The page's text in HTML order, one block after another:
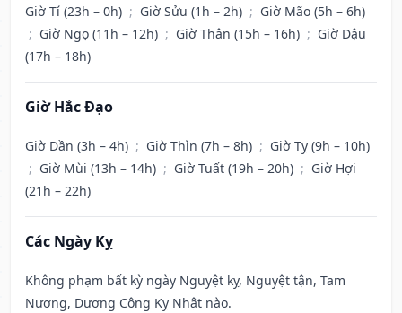
Giờ Tí (23h – 0h) ; Giờ Sửu (1h – 2h) ; Giờ Mão (5h – 6h)
; Giờ Ngọ (11h – 12h) ; Giờ Thân (15h – 16h) ; Giờ Dậu
(17h – 18h)
Giờ Hắc Đạo
Giờ Dần (3h – 4h) ; Giờ Thìn (7h – 8h) ; Giờ Tỵ (9h – 10h)
; Giờ Mùi (13h – 14h) ; Giờ Tuất (19h – 20h) ; Giờ Hợi
(21h – 22h)
Các Ngày Kỵ
Không phạm bất kỳ ngày Nguyệt kỵ, Nguyệt tận, Tam
Nương, Dương Công Kỵ Nhật nào.